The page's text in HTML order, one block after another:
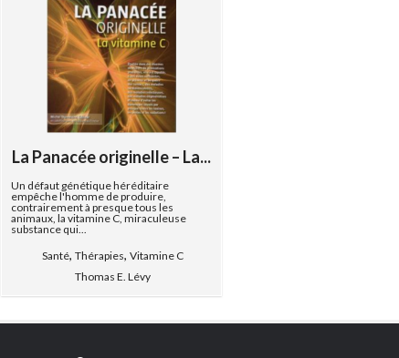
La Panacée originelle – La...
Un défaut génétique héréditaire
empêche l'homme de produire,
contrairement à presque tous les
animaux, la vitamine C, miraculeuse
substance qui...
Santé, Thérapies, Vitamine C
Thomas E. Lévy